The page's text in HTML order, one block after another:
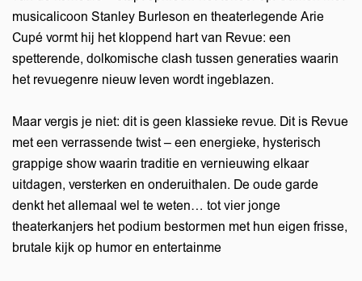
musicalicoon Stanley Burleson en theaterlegende Arie
Cupé vormt hij het kloppend hart van Revue: een
spetterende, dolkomische clash tussen generaties waarin
het revuegenre nieuw leven wordt ingeblazen.
Maar vergis je niet: dit is geen klassieke revue. Dit is Revue
met een verrassende twist – een energieke, hysterisch
grappige show waarin traditie en vernieuwing elkaar
uitdagen, versterken en onderuithalen. De oude garde
denkt het allemaal wel te weten… tot vier jonge
theaterkanjers het podium bestormen met hun eigen frisse,
brutale kijk op humor en entertainme
Inzoomen